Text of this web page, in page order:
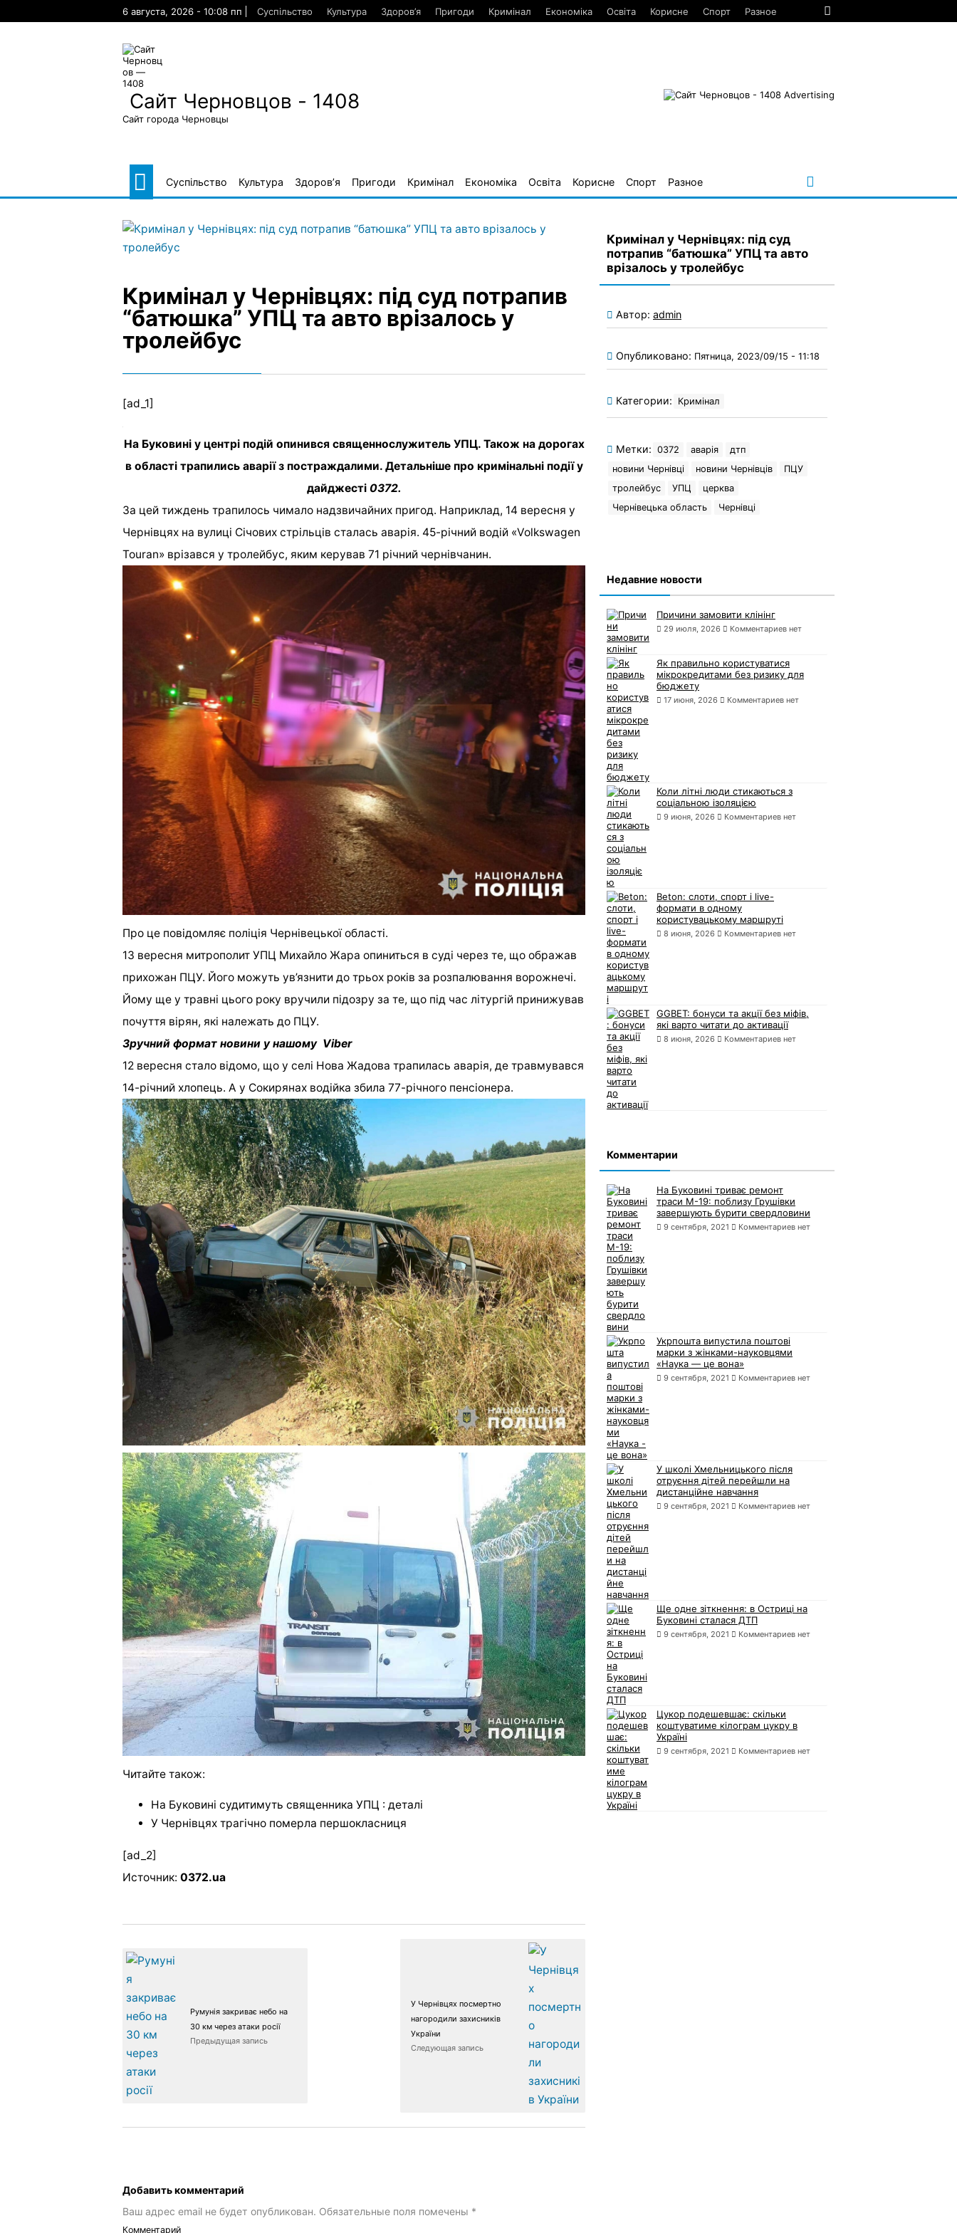
6 августа, 2026 - 10:08 пп Суспільство Культура Здоров’я Пригоди Кримінал Економіка Освіта Корисне Спорт Разное
Сайт Черновцов - 1408
Сайт города Черновцы
Суспільство Культура Здоров’я Пригоди Кримінал Економіка Освіта Корисне Спорт Разное
Кримінал у Чернівцях: під суд потрапив
“батюшка” УПЦ та авто врізалось у
тролейбус
[ad_1]
На Буковині у центрі подій опинився священнослужитель УПЦ. Також на дорогах
в області трапились аварії з постраждалими. Детальніше про кримінальні події у
дайджесті 0372.
За цей тиждень трапилось чимало надзвичайних пригод. Наприклад, 14 вересня у
Чернівцях на вулиці Січових стрільців сталась аварія. 45-річний водій «Volkswagen
Touran» врізався у тролейбус, яким керував 71 річний чернівчанин.
Про це повідомляє поліція Чернівецької області.
13 вересня митрополит УПЦ Михайло Жара опиниться в суді через те, що ображав
прихожан ПЦУ. Його можуть ув’язнити до трьох років за розпалювання ворожнечі.
Йому ще у травні цього року вручили підозру за те, що під час літургій принижував
почуття вірян, які належать до ПЦУ.
Зручний формат новини у нашому Viber
12 вересня стало відомо, що у селі Нова Жадова трапилась аварія, де травмувався
14-річний хлопець. А у Сокирянах водійка збила 77-річного пенсіонера.
Читайте також:
На Буковині судитимуть священника УПЦ : деталі
У Чернівцях трагічно померла першокласниця
[ad_2]
Источник: 0372.ua
Румунія закриває небо на
30 км через атаки росії
Предыдущая запись
У Чернівцях посмертно
нагородили захисників
України
Следующая запись
Добавить комментарий
Ваш адрес email не будет опубликован. Обязательные поля помечены *
Комментарий
Кримінал у Чернівцях: під суд
потрапив “батюшка” УПЦ та авто
врізалось у тролейбус
Автор: admin
Опубликовано: Пятница, 2023/09/15 - 11:18
Категории: Кримінал
Метки: 0372 аварія
дтп
новини Чернівці
новини Чернівців
ПЦУ
тролейбус
УПЦ
церква
Чернівецька область
Чернівці
Недавние новости
Причини замовити клінінг
29 июля, 2026 Комментариев нет
Як правильно користуватися
мікрокредитами без ризику для
бюджету
17 июня, 2026 Комментариев нет
Коли літні люди стикаються з
соціальною ізоляцією
9 июня, 2026 Комментариев нет
Beton: слоти, спорт і live-
формати в одному
користувацькому маршруті
8 июня, 2026 Комментариев нет
GGBET: бонуси та акції без міфів,
які варто читати до активації
8 июня, 2026 Комментариев нет
Комментарии
На Буковині триває ремонт
траси М-19: поблизу Грушівки
завершують бурити свердловини
9 сентября, 2021 Комментариев нет
Укрпошта випустила поштові
марки з жінками-науковцями
«Наука — це вона»
9 сентября, 2021 Комментариев нет
У школі Хмельницького після
отруєння дітей перейшли на
дистанційне навчання
9 сентября, 2021 Комментариев нет
Ще одне зіткнення: в Остриці на
Буковині сталася ДТП
9 сентября, 2021 Комментариев нет
Цукор подешевшає: скільки
коштуватиме кілограм цукру в
Україні
9 сентября, 2021 Комментариев нет